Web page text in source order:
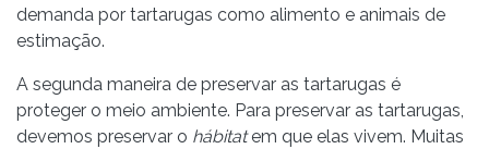
demanda por tartarugas como alimento e animais de
estimação.
A segunda maneira de preservar as tartarugas é
proteger o meio ambiente. Para preservar as tartarugas,
devemos preservar o hábitatem que elas vivem. Muitas